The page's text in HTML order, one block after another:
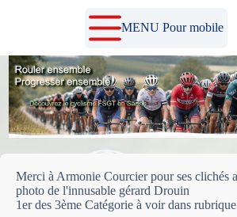
MENU Pour mobile
Merci à Armonie Courcier pour ses clichés
photo de l'innusable gérard Drouin
1er des 3ème Catégorie à voir dans